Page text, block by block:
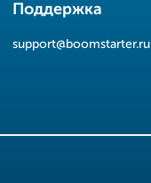
Поддержка
support@boomstarter.ru